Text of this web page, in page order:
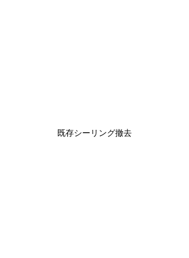
既存シーリング撤去